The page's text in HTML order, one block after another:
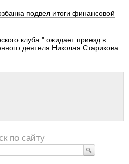
подвел итоги финансовой
клуба " ожидает приезд в
деятеля Николая Старикова